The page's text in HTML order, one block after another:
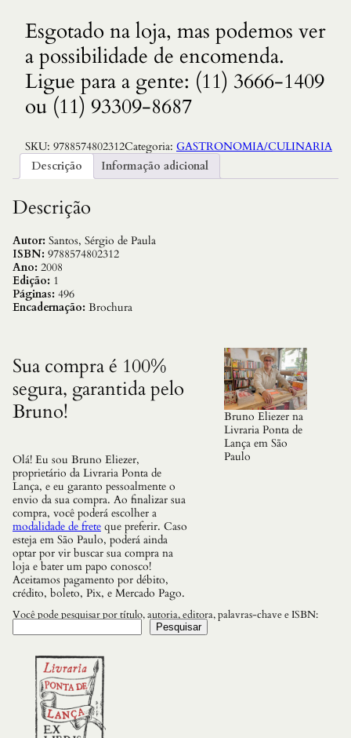
Esgotado na loja, mas podemos ver
a possibilidade de encomenda.
Ligue para a gente: (11) 3666-1409
ou (11) 93309-8687
SKU: 9788574802312Categoria: GASTRONOMIA/CULINARIA
Descrição
Informação adicional
Descrição
Autor: Santos, Sérgio de Paula
ISBN: 9788574802312
Ano: 2008
Edição: 1
Páginas: 496
Encadernação: Brochura
Sua compra é 100%
segura, garantida pelo
Bruno!
Olá! Eu sou Bruno Eliezer,
proprietário da Livraria Ponta de
Lança, e eu garanto pessoalmente o
envio da sua compra. Ao finalizar sua
compra, você poderá escolher a
modalidade de frete que preferir. Caso
esteja em São Paulo, poderá ainda
optar por vir buscar sua compra na
loja e bater um papo conosco!
Aceitamos pagamento por débito,
crédito, boleto, Pix, e Mercado Pago.
Bruno Eliezer na
Livraria Ponta de
Lança em São
Paulo
Você pode pesquisar por título, autoria, editora, palavras-chave e ISBN:
Pesquisar